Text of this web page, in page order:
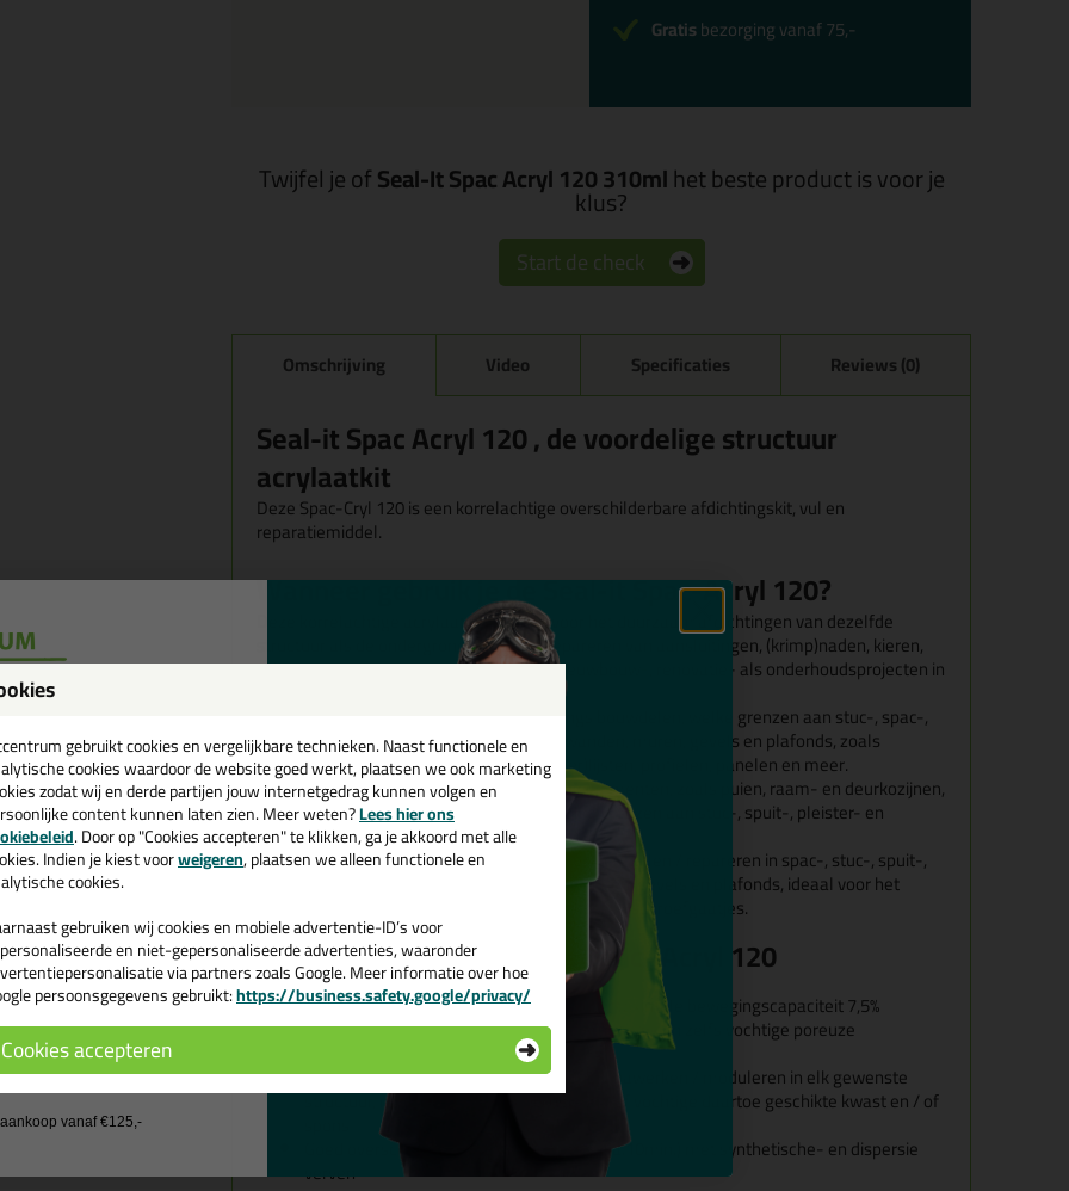
Gratisbezorging vanaf 75,-
Twijfel je ofSeal-It Spac Acryl 120 310mlhet beste product is voor je
klus?
Start de check
Omschrijving Video Specificaties Reviews (0)
Seal-it Spac Acryl 120 , de voordelige structuur
acrylaatkit
Deze Spac-Cryl 120 is een korrelachtige overschilderbare afdichtingskit, vul en
reparatiemiddel.
Wanneer gebruik je de Seal-it Spac-Acryl 120?
Deze korrelachtige acrylaat is geschikt voor het duurzaam afdichtingen van dezelfde
structuur als de ondergrond. vullen en repareren van aansluitingen, (krimp)naden, kieren,
scheuren en gaatjes. Ideaal voor zowel nieuwbouw-, renovatie- als onderhoudsprojecten in
Aansluitvoegen dichten tussen / langs bouwdelen, welke grenzen aan stuc-, spac-,
spuit-, pleister- en metselwerk op wanden, muren, gevels en plafonds, zoals
vensterbanken, trappen, plinten, (sier)lijsten, profielen, panelen en meer.
Omtrekvoegen dichten rondom bouwelementen, zoals puien, raam- en deurkozijnen,
contactdozen en doorvoeringen, welke grenzen aan stuc-, spuit-, pleister- en
metselwerk.
Oppervlaktebeschadigingen naadloos herstellen / repareren in spac-, stuc-, spuit-,
pleister- en metselwerk op muren, wanden, gevels en plafonds, ideaal voor het
maskeren van bestaande boor-, spijker- en schroefgaatjes.
Kenmerken van de Seal-it Spac_Acryl 120
Duurzaam permanent plasto-elastisch, maximale bewegingscapaciteit 7,5%
Hecht uitstekend zonder primer op de meeste- en zelfs vochtige poreuze
Ingebouwde structuurkorrels, eenvoudig nawerken / moduleren in elk gewenste
structuur, met behulp van een droge en / of vochtige daartoe geschikte kwast en / of
Goed overschilderbaar na huidvorming (ca.10min.) met synthetische- en dispersie
verven
gebruikt cookies en vergelijkbare technieken. Naast functionele en
cookies waardoor de website goed werkt, plaatsen we ook marketing
zodat wij en derde partijen jouw internetgedrag kunnen volgen en
content kunnen laten zien. Meer weten?Lees hier ons
. Door op "Cookies accepteren" te klikken, ga je akkoord met alle
Indien je kiest voorweigeren, plaatsen we alleen functionele en
cookies.
gebruiken wij cookies en mobiele advertentie-ID’s voor
en niet-gepersonaliseerde advertenties, waaronder
via partners zoals Google. Meer informatie over hoe
persoonsgegevens gebruikt:https://business.safety.google/privacy/
Cookies accepteren
💚
en ontvang een
€35,-bij je eerste bestelling!
de actiecode ›
geen cadeau
vanaf €125,-